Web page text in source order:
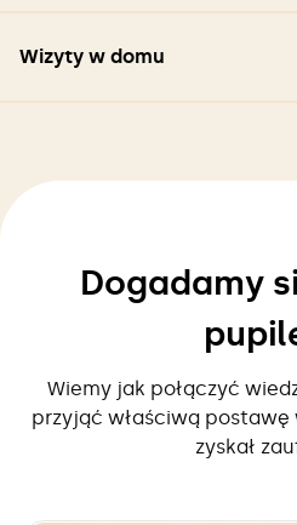
Wizyty w domu
Dogadamy
Wiemy jak połączyć
przyjąć właściwą
zyskał